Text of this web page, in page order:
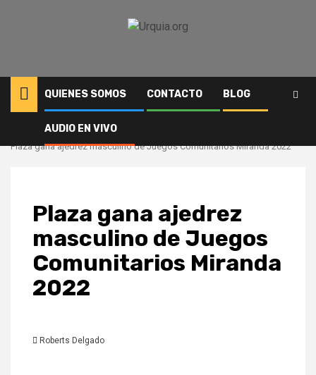
QUIENES SOMOS CONTACTO BLOG
AUDIO EN VIVO
Deportes
Plaza gana ajedrez masculino de Juegos Comunitarios Miranda 2022
Plaza gana ajedrez
masculino de Juegos
Comunitarios Miranda
2022
Roberts Delgado